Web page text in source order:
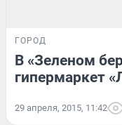
ГОРОД
В «Зеленом
гипермаркет
29 апреля, 2015, 11:42